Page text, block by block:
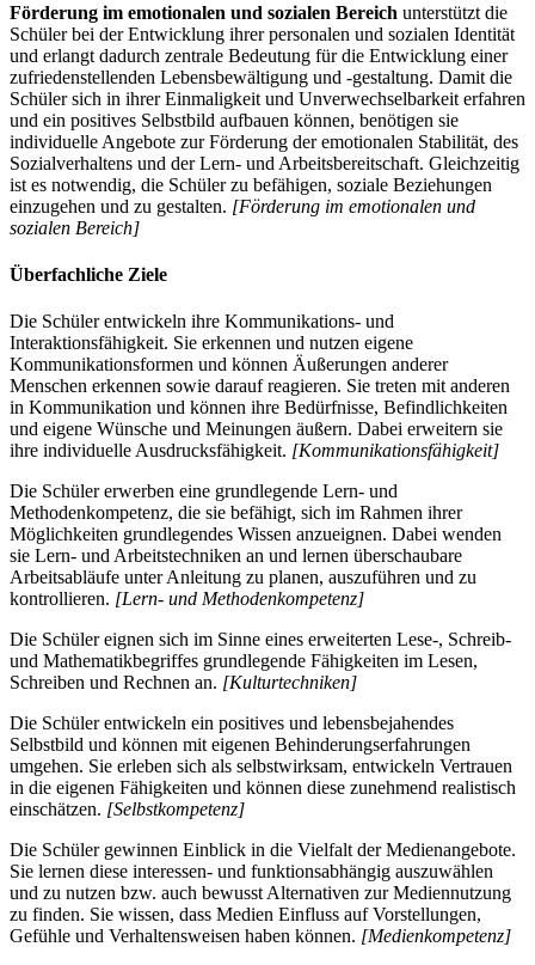
Förderung im emotionalen und sozialen Bereich unterstützt die
Schüler bei der Entwicklung ihrer personalen und sozialen Identität
und erlangt dadurch zentrale Bedeutung für die Entwicklung einer
zufriedenstellenden Lebensbewältigung und -gestaltung. Damit die
Schüler sich in ihrer Einmaligkeit und Unverwechselbarkeit erfahren
und ein positives Selbstbild aufbauen können, benötigen sie
individuelle Angebote zur Förderung der emotionalen Stabilität, des
Sozialverhaltens und der Lern- und Arbeitsbereitschaft. Gleichzeitig
ist es notwendig, die Schüler zu befähigen, soziale Beziehungen
einzugehen und zu gestalten. [Förderung im emotionalen und
sozialen Bereich]
Überfachliche Ziele
Die Schüler entwickeln ihre Kommunikations- und
Interaktionsfähigkeit. Sie erkennen und nutzen eigene
Kommunikationsformen und können Äußerungen anderer
Menschen erkennen sowie darauf reagieren. Sie treten mit anderen
in Kommunikation und können ihre Bedürfnisse, Befindlichkeiten
und eigene Wünsche und Meinungen äußern. Dabei erweitern sie
ihre individuelle Ausdrucksfähigkeit. [Kommunikationsfähigkeit]
Die Schüler erwerben eine grundlegende Lern- und
Methodenkompetenz, die sie befähigt, sich im Rahmen ihrer
Möglichkeiten grundlegendes Wissen anzueignen. Dabei wenden
sie Lern- und Arbeitstechniken an und lernen überschaubare
Arbeitsabläufe unter Anleitung zu planen, auszuführen und zu
kontrollieren. [Lern- und Methodenkompetenz]
Die Schüler eignen sich im Sinne eines erweiterten Lese-, Schreib-
und Mathematikbegriffes grundlegende Fähigkeiten im Lesen,
Schreiben und Rechnen an. [Kulturtechniken]
Die Schüler entwickeln ein positives und lebensbejahendes
Selbstbild und können mit eigenen Behinderungserfahrungen
umgehen. Sie erleben sich als selbstwirksam, entwickeln Vertrauen
in die eigenen Fähigkeiten und können diese zunehmend realistisch
einschätzen. [Selbstkompetenz]
Die Schüler gewinnen Einblick in die Vielfalt der Medienangebote.
Sie lernen diese interessen- und funktionsabhängig auszuwählen
und zu nutzen bzw. auch bewusst Alternativen zur Mediennutzung
zu finden. Sie wissen, dass Medien Einfluss auf Vorstellungen,
Gefühle und Verhaltensweisen haben können. [Medienkompetenz]